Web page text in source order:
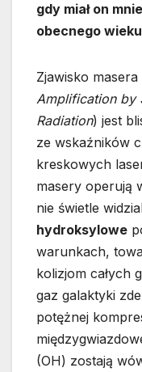
gdy miał on
obecnego
Zjawisko
Amplification by
Radiation) jest
ze wskaźników
kreskowych
masery operują
nie świetle
hydroksylowe
warunkach,
kolizjom całych
gaz galaktyki
potężnej
(OH) zostają